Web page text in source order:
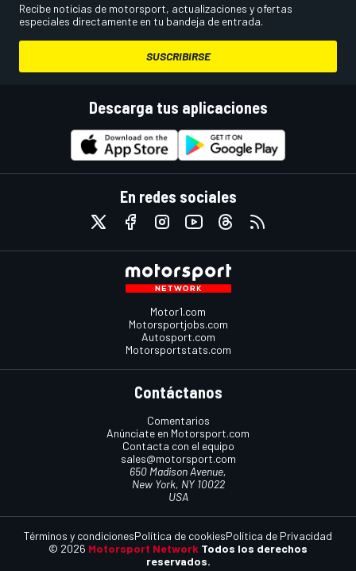
Recibe noticias de motorsport, actualizaciones y ofertas
especiales directamente en tu bandeja de entrada.
SUSCRIBIRSE
Descarga tus aplicaciones
En redes sociales
Motor1.com
Motorsportjobs.com
Autosport.com
Motorsportstats.com
Contáctanos
Comentarios
Anúnciate en Motorsport.com
Contacta con el equipo
sales@motorsport.com
650 Madison Avenue,
New York, NY 10022
USA
© 2026 Motorsport Network Todos los derechos
reservados.
Términos y condicionesPolítica de cookiesPolítica de Privacidad